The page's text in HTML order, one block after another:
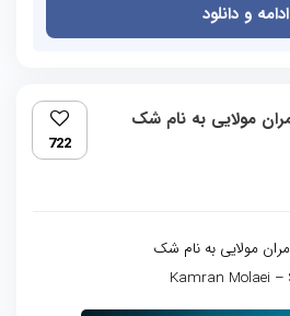
ادامه و دانلود
مولایی به نام شک
722
مولایی به نام شک
Kamran Molaei –